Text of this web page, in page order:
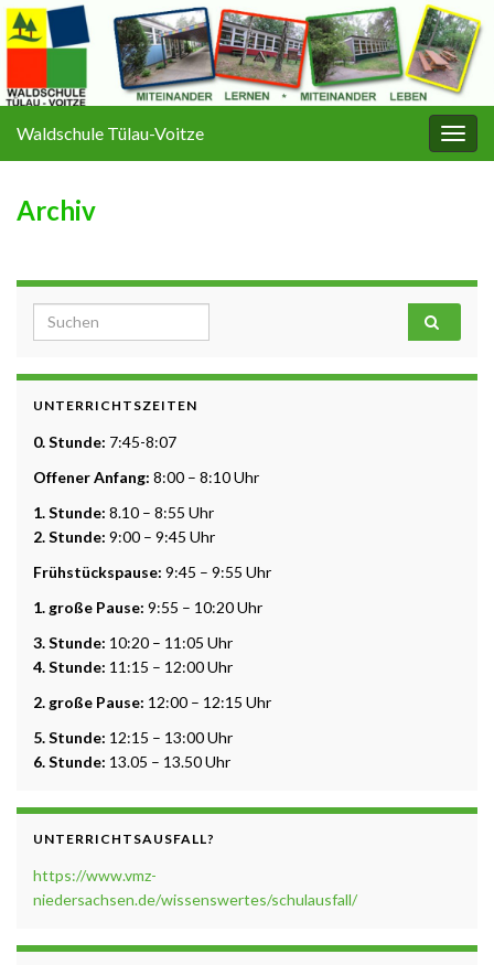
Waldschule Tülau-Voitze
Archiv
Search for:
UNTERRICHTSZEITEN
0. Stunde: 7:45-8:07
Offener Anfang: 8:00 – 8:10 Uhr
1. Stunde: 8.10 – 8:55 Uhr
2. Stunde: 9:00 – 9:45 Uhr
Frühstückspause: 9:45 – 9:55 Uhr
1. große Pause: 9:55 – 10:20 Uhr
3. Stunde: 10:20 – 11:05 Uhr
4. Stunde: 11:15 – 12:00 Uhr
2. große Pause: 12:00 – 12:15 Uhr
5. Stunde: 12:15 – 13:00 Uhr
6. Stunde: 13.05 – 13.50 Uhr
UNTERRICHTSAUSFALL?
https://www.vmz-
niedersachsen.de/wissenswertes/schulausfall/